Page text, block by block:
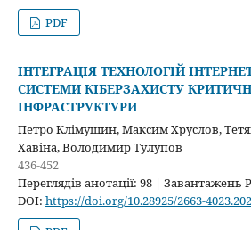
PDF
ІНТЕГРАЦІЯ ТЕХНОЛОГІЙ
СИСТЕМИ КІБЕРЗАХИСТУ
ІНФРАСТРУКТУРИ
Петро Клімушин, Максим Хруслов,
Хавіна, Володимир Тулупов
436-452
Переглядів анотації: 98 | Завантажень
DOI: https://doi.org/10.28925/2663-